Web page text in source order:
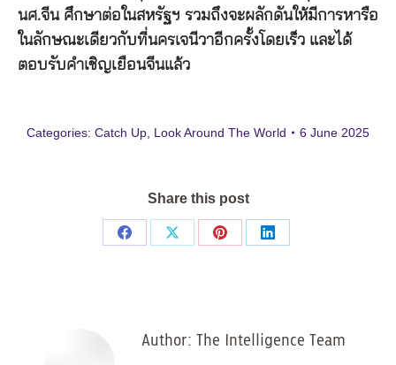
นศ.จีน ศึกษาต่อในสหรัฐฯ รวมถึงจะผลักดันให้มีการหารือ
ในลักษณะเดียวกับที่นครเจนีวาอีกครั้งโดยเร็ว และได้
ตอบรับคำเชิญเยือนจีนแล้ว
Categories: Catch Up Look Around The World 6 June 2025
Share this post
Share
Share
Share
Share
Author: The Intelligence Team